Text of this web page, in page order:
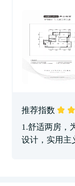
推荐指数
1.舒适两房，
设计，实用主